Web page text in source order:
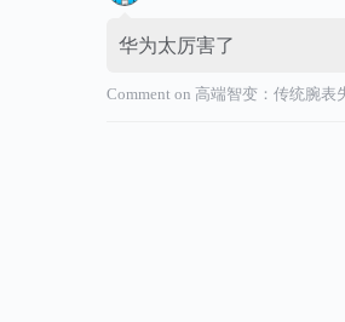
华为太厉害了
Comment on高端智变：传统腕表失宠，华为